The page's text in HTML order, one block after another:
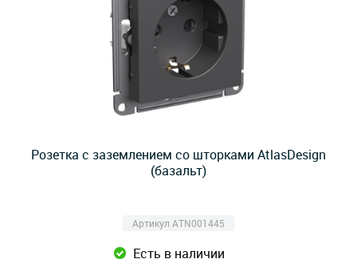
Розетка с заземлением со шторками AtlasDesign
(базальт)
Артикул ATN001445
Есть в наличии